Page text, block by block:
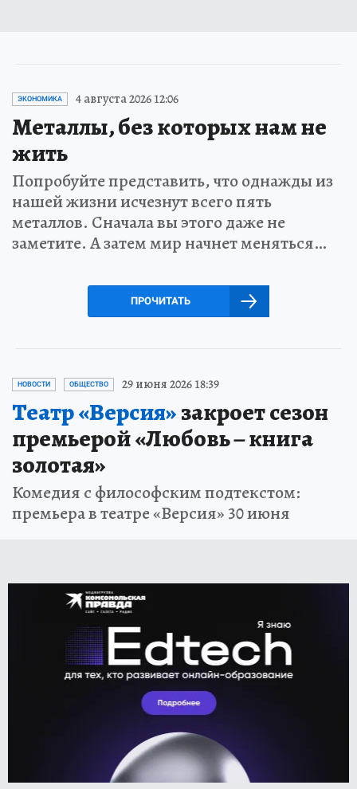
ЭКОНОМИКА 4 августа 2026 12:06
Металлы, без которых нам не
жить
Попробуйте представить, что однажды из
нашей жизни исчезнут всего пять
металлов. Сначала вы этого даже не
заметите. А затем мир начнет меняться…
ПРОЧИТАТЬ
НОВОСТИ ОБЩЕСТВО 29 июня 2026 18:39
Театр «Версия»закроет сезон
премьерой «Любовь – книга
золотая»
Комедия с философским подтекстом:
премьера в театре «Версия» 30 июня